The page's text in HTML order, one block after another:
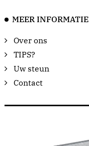
MEER INFORMATIE
Over ons
TIPS?
Uw steun
Contact